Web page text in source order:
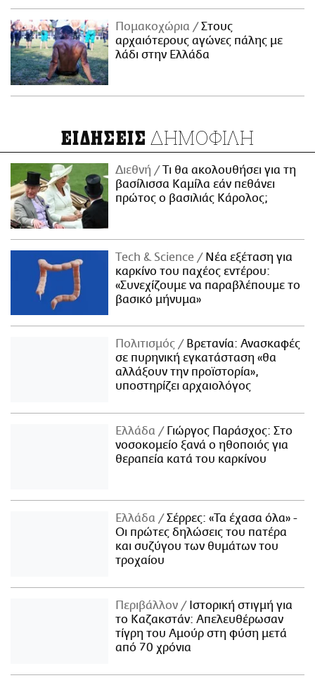
Πομακοχώρια
Στους
αρχαιότερους αγώνες πάλης με
λάδι στην Ελλάδα
ΕΙΔΗΣΕΙΣ ΔΗΜΟΦΙΛΗ
Διεθνή
Τι θα ακολουθήσει για τη
βασίλισσα Καμίλα εάν πεθάνει
πρώτος ο βασιλιάς Κάρολος;
Τech & Science
Νέα εξέταση για
καρκίνο του παχέος εντέρου:
«Συνεχίζουμε να παραβλέπουμε το
βασικό μήνυμα»
Πολιτισμός
Βρετανία: Ανασκαφές
σε πυρηνική εγκατάσταση «θα
αλλάξουν την προϊστορία»,
υποστηρίζει αρχαιολόγος
Ελλάδα
Γιώργος Παράσχος: Στο
νοσοκομείο ξανά ο ηθοποιός για
θεραπεία κατά του καρκίνου
Ελλάδα
Σέρρες: «Τα έχασα όλα» -
Οι πρώτες δηλώσεις του πατέρα
και συζύγου των θυμάτων του
τροχαίου
Περιβάλλον
Ιστορική στιγμή για
το Καζακστάν: Απελευθέρωσαν
τίγρη του Αμούρ στη φύση μετά
από 70 χρόνια